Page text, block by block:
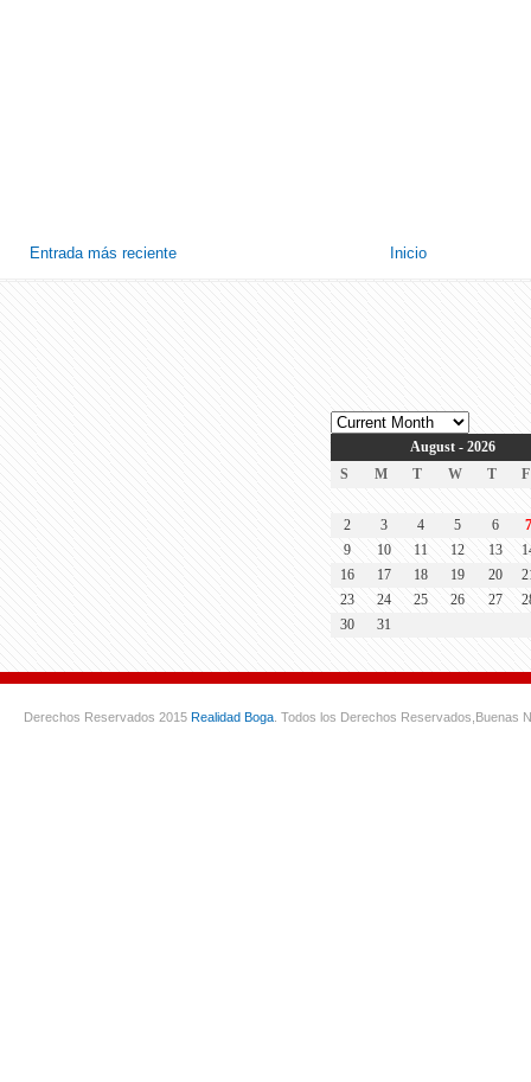
Entrada más reciente Inicio
August - 2026
S
M T W T F
2 3 4 5 6
9
10 11 12 13
16
17 18 19 20
23
24 25 26 27
30
31
Derechos Reservados 2015 Realidad Boga . Todos los Derechos Reservados, Buenas